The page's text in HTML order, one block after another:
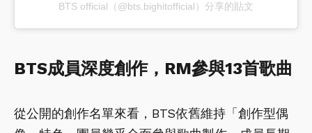
BTS official（@bts.bighitofficial）分享的貼文
BTS成員深度創作，RM參與13首歌曲
從公開的創作名單來看，BTS依舊維持「創作型偶